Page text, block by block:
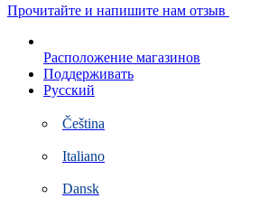
Перейти
контенту
Прочитайте и напишите нам отзыв
Расположение магазинов
Поддерживать
Русский
Čeština
Italiano
Dansk